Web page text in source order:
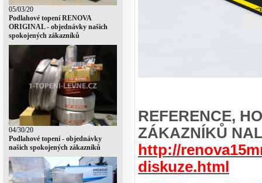
05/03/20
Podlahové topení RENOVA
ORIGINAL - objednávky našich
spokojených zákazníků
04/30/20
Podlahové topení - objednávky
našich spokojených zákazníků
REFERENCE,
ZÁKAZNÍKŮ
http://
diskuze.html